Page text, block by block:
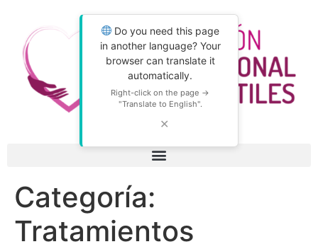
Do you need this page
in another language? Your
browser can translate it
automatically.
Right-click on the page →
"Translate to English".
✕
Categoría:
Tratamientos